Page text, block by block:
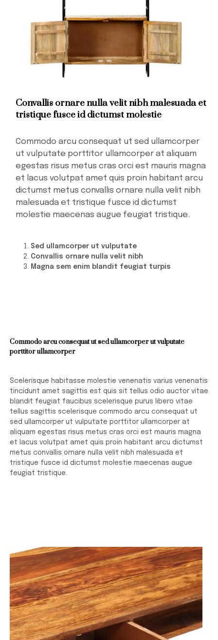
Convallis ornare nulla velit nibh malesuada et
tristique fusce id dictumst molestie
Commodo arcu consequat ut sed ullamcorper
ut vulputate porttitor ullamcorper at aliquam
egestas risus metus cras orci est mauris magna
et lacus volutpat amet quis proin habitant arcu
dictumst metus convallis ornare nulla velit nibh
malesuada et tristique fusce id dictumst
molestie maecenas augue feugiat tristique.
Sed ullamcorper ut vulputate
Convallis ornare nulla velit nibh
Magna sem enim blandit feugiat turpis
Commodo arcu consequat ut sed ullamcorper ut vulputate
porttitor ullamcorper
Scelerisque habitasse molestie venenatis varius venenatis
tincidunt amet sagittis est quis sit tellus odio auctor vitae
blandit feugiat faucibus scelerisque purus libero vitae
tellus sagittis scelerisque commodo arcu consequat ut
sed ullamcorper ut vulputate porttitor ullamcorper at
aliquam egestas risus metus cras orci est mauris magna
et lacus volutpat amet quis proin habitant arcu dictumst
metus convallis ornare nulla velit nibh malesuada et
tristique fusce id dictumst molestie maecenas augue
feugiat tristique.